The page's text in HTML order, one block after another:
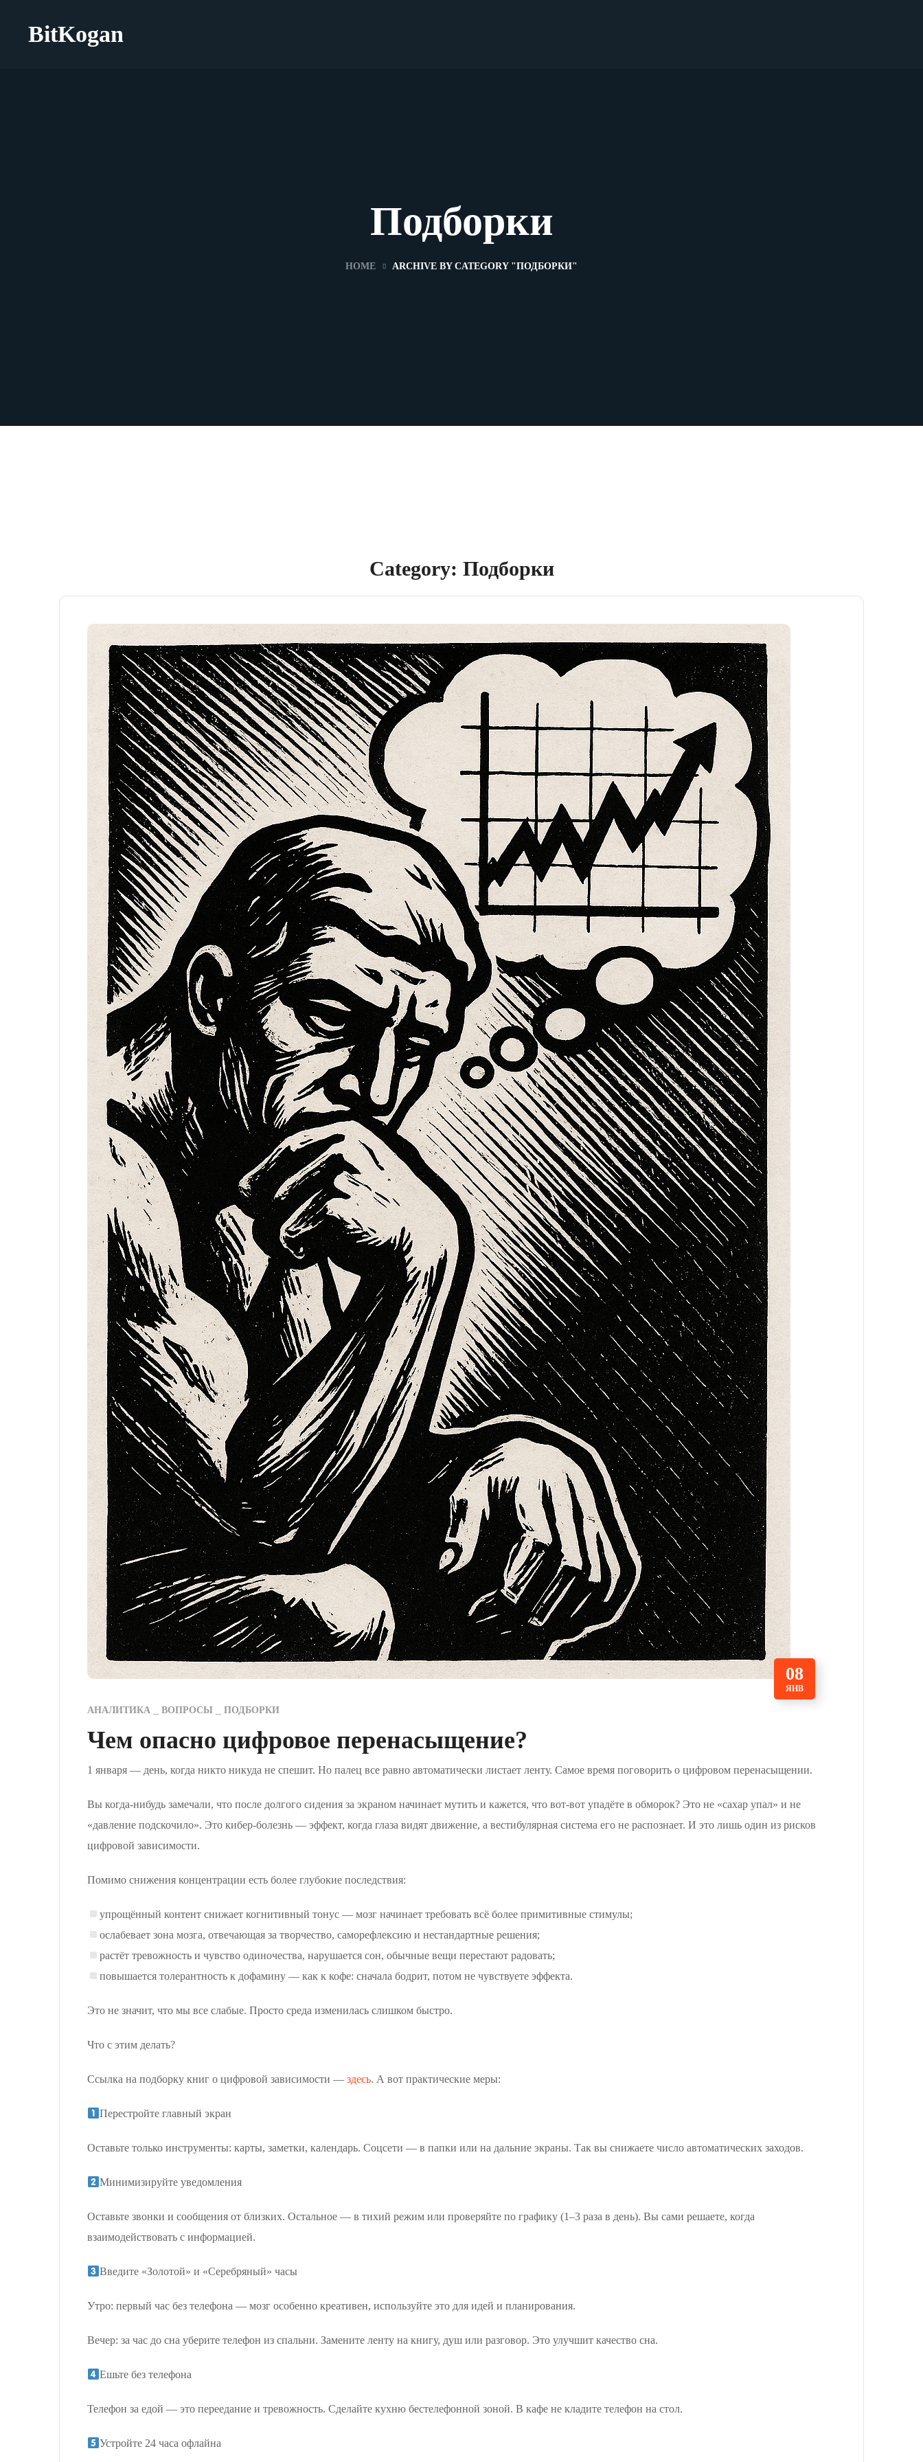
BitKogan
Подборки
HOME ARCHIVE BY CATEGORY "ПОДБОРКИ"
Category: Подборки
08
ЯНВ
АНАЛИТИКА ВОПРОСЫ ПОДБОРКИ
Чем опасно цифровое перенасыщение?
1 января — день, когда никто никуда не спешит. Но палец все равно автоматически листает ленту. Самое время поговорить о цифровом перенасыщении.
Вы когда-нибудь замечали, что после долгого сидения за экраном начинает мутить и кажется, что вот-вот упадёте в обморок? Это не «сахар упал» и не
«давление подскочило». Это кибер-болезнь — эффект, когда глаза видят движение, а вестибулярная система его не распознает. И это лишь один из рисков
цифровой зависимости.
Помимо снижения концентрации есть более глубокие последствия:
упрощённый контент снижает когнитивный тонус — мозг начинает требовать всё более примитивные стимулы;
ослабевает зона мозга, отвечающая за творчество, саморефлексию и нестандартные решения;
растёт тревожность и чувство одиночества, нарушается сон, обычные вещи перестают радовать;
повышается толерантность к дофамину — как к кофе: сначала бодрит, потом не чувствуете эффекта.
Это не значит, что мы все слабые. Просто среда изменилась слишком быстро.
Что с этим делать?
Ссылка на подборку книг о цифровой зависимости — здесь. А вот практические меры:
Перестройте главный экран
Оставьте только инструменты: карты, заметки, календарь. Соцсети — в папки или на дальние экраны. Так вы снижаете число автоматических заходов.
Минимизируйте уведомления
Оставьте звонки и сообщения от близких. Остальное — в тихий режим или проверяйте по графику (1–3 раза в день). Вы сами решаете, когда
взаимодействовать с информацией.
Введите «Золотой» и «Серебряный» часы
Утро: первый час без телефона — мозг особенно креативен, используйте это для идей и планирования.
Вечер: за час до сна уберите телефон из спальни. Замените ленту на книгу, душ или разговор. Это улучшит качество сна.
Ешьте без телефона
Телефон за едой — это переедание и тревожность. Сделайте кухню бестелефонной зоной. В кафе не кладите телефон на стол.
Устройте 24 часа офлайна